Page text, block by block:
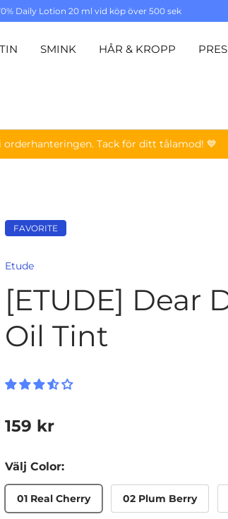
Daily Lotion 20 ml vid köp över 500 sek
SMINK HÅR & KROPP
Tack för ditt tålamod! 💙
17 i galleriet
Ladda bild 18 i galleriet
FAVORITE
Etude
[ETUDE] Dear
Oil Tint
Ordinarie pris
159 kr
Välj Color:
01 Real Cherry 02 Plum Berry